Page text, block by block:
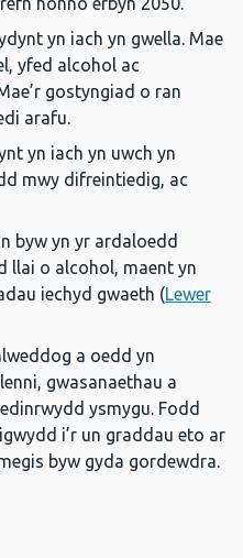
yn iach yn gwella. Mae
yfed alcohol ac
gostyngiad o ran
arafu.
yn iach yn uwch yn
mwy difreintiedig, ac
byw yn yr ardaloedd
llai o alcohol, maent yn
iechyd gwaeth (Lewer
a oedd yn
gwasanaethau a
ysmygu. Fodd
i’r un graddau eto ar
byw gyda gordewdra.